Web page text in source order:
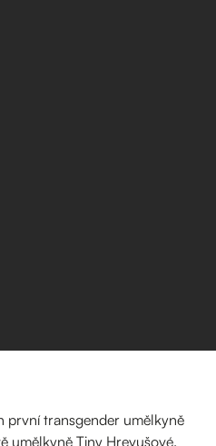
první transgender umělkyně
umělkyně Tiny Hrevušové.